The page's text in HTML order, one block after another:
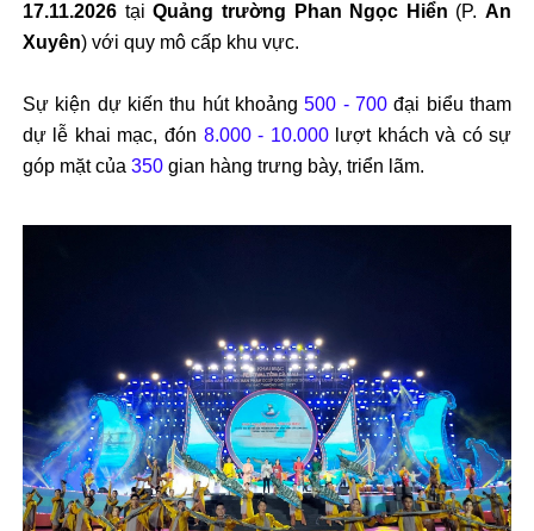
17.11.2026tạiQuảng trường Phan Ngọc Hiển (P.An
Xuyên) với quy mô cấp khu vực.
Sự kiện dự kiến thu hút khoảng500 - 700 đại biểu tham
dự lễ khai mạc, đón 8.000 - 10.000lượt khách và có sự
góp mặt của 350gian hàng trưng bày, triển lãm.